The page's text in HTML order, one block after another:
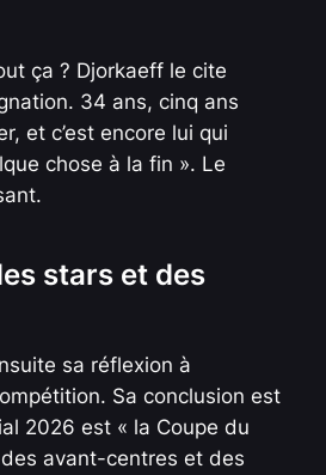
ça ? Djorkaeff le cite
34 ans, cinq ans
et c’est encore lui qui
chose à la fin ». Le
stars et des
sa réflexion à
Sa conclusion est
2026 est « la Coupe du
avant-centres et des